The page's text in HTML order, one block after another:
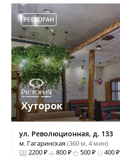
РЕСТОРАН
Хуторок
ул. Революционная, д. 133
м. Гагаринская(360 м, 4 мин)
2200 ₽
800 ₽ 500 ₽ 400 ₽